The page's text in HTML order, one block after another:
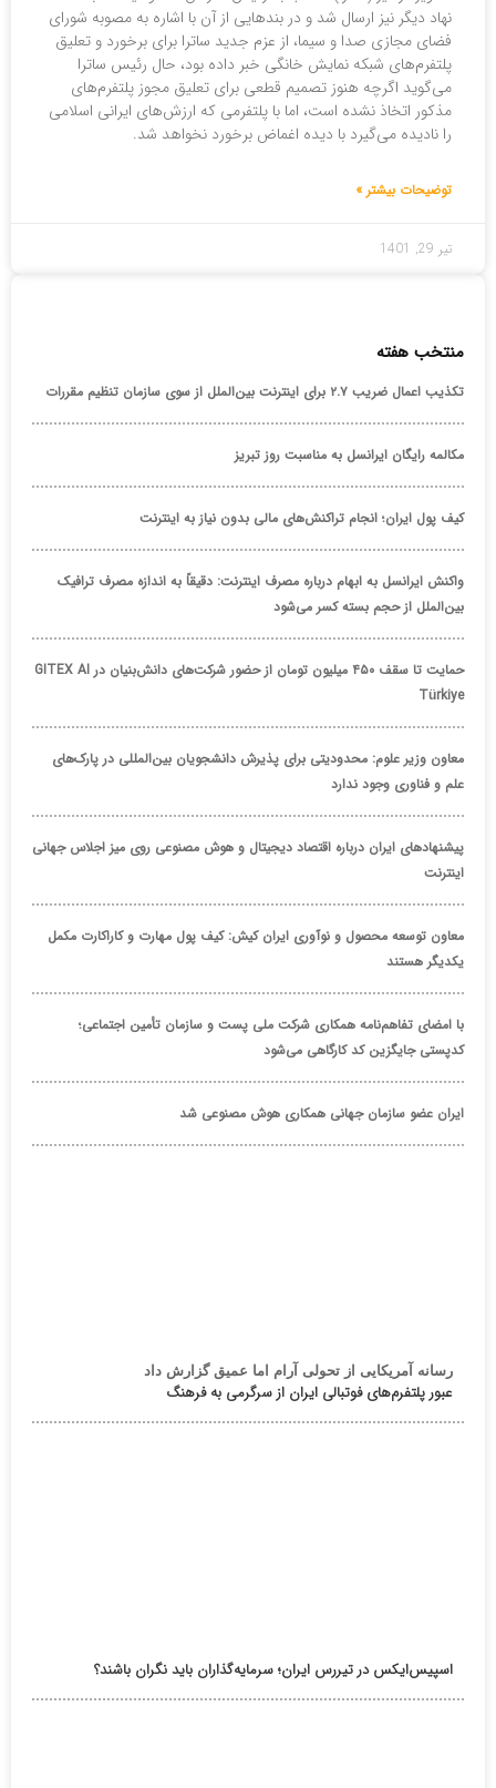
نهاد دیگر نیز ارسال شد و در بندهایی از آن با اشاره به مصوبه شورای
فضای مجازی صدا و سیما، از عزم جدید ساترا برای برخورد و تعلیق
پلتفرم‌های شبکه نمایش خانگی خبر داده بود، حال رئیس ساترا
می‌گوید اگرچه هنوز تصمیم قطعی برای تعلیق مجوز پلتفرم‌های
مذکور اتخاذ نشده است، اما با پلتفرمی که ارزش‌های ایرانی اسلامی
را نادیده می‌گیرد با دیده اغماض برخورد نخواهد شد.
توضیحات بیشتر »
تیر 29, 1401
منتخب هفته
تکذیب اعمال ضریب ۲.۷ برای اینترنت بین‌الملل از سوی سازمان تنظیم مقررات
مکالمه رایگان ایرانسل به مناسبت روز تبریز
کیف پول ایران؛ انجام تراکنش‌های مالی بدون نیاز به اینترنت
واکنش ایرانسل به ابهام درباره مصرف اینترنت: دقیقاً به اندازه مصرف ترافیک
بین‌الملل از حجم بسته کسر می‌شود
حمایت تا سقف ۴۵۰ میلیون تومان از حضور شرکت‌های دانش‌بنیان در GITEX AI
Türkiye
معاون وزیر علوم: محدودیتی برای پذیرش دانشجویان بین‌المللی در پارک‌های
علم و فناوری وجود ندارد
پیشنهادهای ایران درباره اقتصاد دیجیتال و هوش مصنوعی روی میز اجلاس جهانی
اینترنت
معاون توسعه محصول و نوآوری ایران کیش: کیف پول مهارت و کاراکارت مکمل
یکدیگر هستند
با امضای تفاهم‌نامه همکاری شرکت ملی پست و سازمان تأمین اجتماعی؛
کدپستی جایگزین کد کارگاهی می‌شود
ایران عضو سازمان جهانی همکاری هوش مصنوعی شد
رسانه آمریکایی از تحولی آرام اما عمیق گزارش داد
عبور پلتفرم‌های فوتبالی ایران از سرگرمی به فرهنگ
اسپیس‌ایکس در تیررس ایران؛ سرمایه‌گذاران باید نگران باشند؟